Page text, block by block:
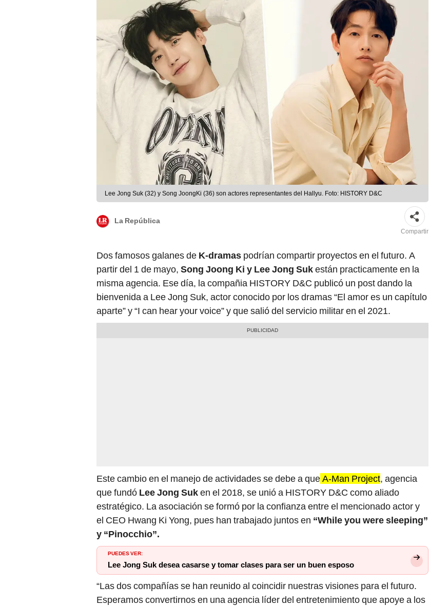
Lee Jong Suk (32) y Song JoongKi (36) son actores representantes del Hallyu. Foto: HISTORY D&C
La República
Compartir
Dos famosos galanes de K-dramas podrían compartir proyectos en el futuro. A
partir del 1 de mayo, Song Joong Ki y Lee Jong Sukestán practicamente en la
misma agencia. Ese día, la compañia HISTORY D&C publicó un post dando la
bienvenida a Lee Jong Suk, actor conocido por los dramas “El amor es un capítulo
aparte” y “I can hear your voice” y que salió del servicio militar en el 2021.
Este cambio en el manejo de actividades se debe a queA-Man Project, agencia
que fundó Lee Jong Suken el 2018, se unió a HISTORY D&C como aliado
estratégico. La asociación se formó por la confianza entre el mencionado actor y
el CEO Hwang Ki Yong, pues han trabajado juntos en “While you were sleeping”
y “Pinocchio”.
PUEDES VER:
Lee Jong Suk desea casarse y tomar clases para ser un buen esposo
“Las dos compañías se han reunido al coincidir nuestras visiones para el futuro.
Esperamos convertirnos en una agencia líder del entretenimiento que apoye a los